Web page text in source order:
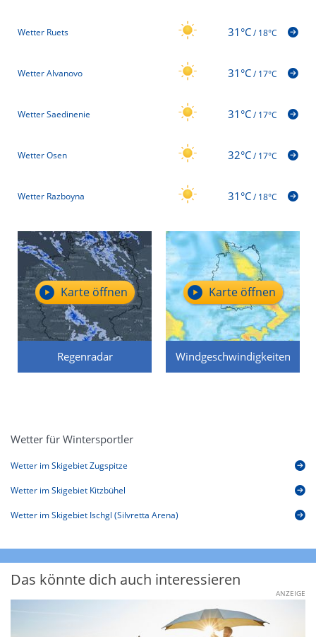
Wetter Ruets 31°C/18°C
Wetter Alvanovo 31°C/17°C
Wetter Saedinenie 31°C/17°C
Wetter Osen 32°C/17°C
Wetter Razboyna 31°C/18°C
Regenradar
Karte öffnen
Windgeschwindigkeiten
Karte öffnen
Wetter für Wintersportler
Wetter im Skigebiet Zugspitze
Wetter im Skigebiet Kitzbühel
Wetter im Skigebiet Ischgl (Silvretta Arena)
Das könnte dich auch interessieren
ANZEIGE